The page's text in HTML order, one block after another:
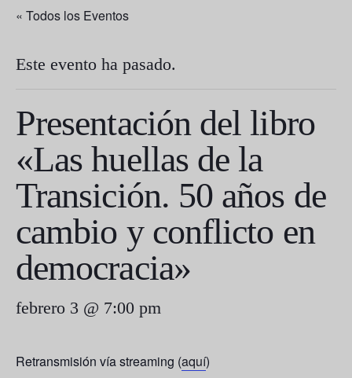
« Todos los Eventos
Este evento ha pasado.
Presentación del libro
«Las huellas de la
Transición. 50 años de
cambio y conflicto en
democracia»
febrero 3 @ 7:00 pm
Retransmisión vía streaming (aquí)